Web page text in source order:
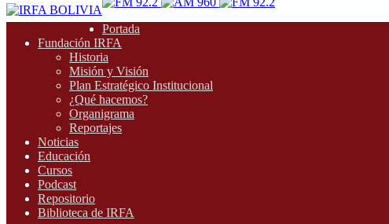
Portada
Fundación IRFA
Historia
Misión y Visión
Plan Estratégico Institucional
¿Qué hacemos?
Organigrama
Reportajes
Noticias
Educación
Cursos
Podcast
Repositorio
Biblioteca de IRFA